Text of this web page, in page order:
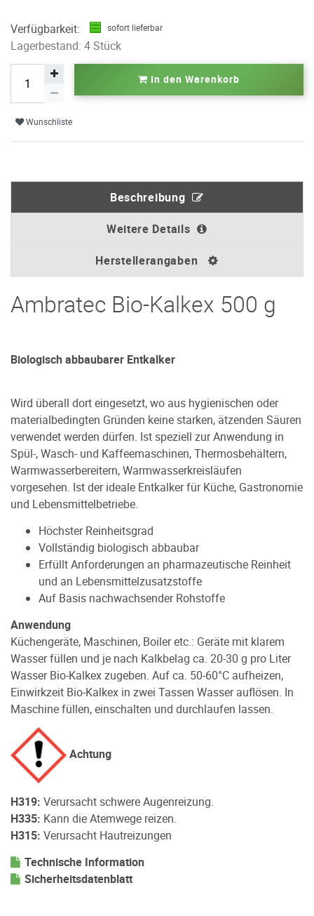
Verfügbarkeit: sofort lieferbar
Lagerbestand: 4 Stück
In den Warenkorb
Wunschliste
Beschreibung
Weitere Details
Herstellerangaben
Ambratec Bio-Kalkex 500 g
Biologisch abbaubarer Entkalker
Wird überall dort eingesetzt, wo aus hygienischen oder
materialbedingten Gründen keine starken, ätzenden Säuren
verwendet werden dürfen. Ist speziell zur Anwendung in
Spül-, Wasch- und Kaffeemaschinen, Thermosbehältern,
Warmwasserbereitern, Warmwasserkreisläufen
vorgesehen. Ist der ideale Entkalker für Küche, Gastronomie
und Lebensmittelbetriebe.
Höchster Reinheitsgrad
Vollständig biologisch abbaubar
Erfüllt Anforderungen an pharmazeutische Reinheit
und an Lebensmittelzusatzstoffe
Auf Basis nachwachsender Rohstoffe
Anwendung
Küchengeräte, Maschinen, Boiler etc.: Geräte mit klarem
Wasser füllen und je nach Kalkbelag ca. 20-30 g pro Liter
Wasser Bio-Kalkex zugeben. Auf ca. 50-60°C aufheizen,
Einwirkzeit Bio-Kalkex in zwei Tassen Wasser auflösen. In
Maschine füllen, einschalten und durchlaufen lassen.
Achtung
H319: Verursacht schwere Augenreizung.
H335: Kann die Atemwege reizen.
H315: Verursacht Hautreizungen
Technische Information
Sicherheitsdatenblatt